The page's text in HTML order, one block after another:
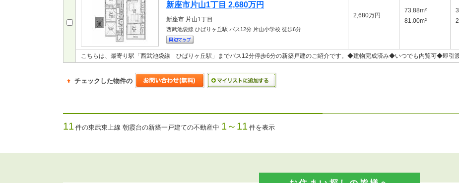
新座市片山1丁目 2,680万円
新座市 片山1丁目
西武池袋線 ひばりヶ丘駅 バス12分 片山小学校 徒歩6分
2,680万円
73.88m²
81.00m²
こちらは、最寄り駅「西武池袋線 ひばりヶ丘駅」までバス12分停歩6分の新築戸建のご紹介です。◆建物完成済み◆いつでも内覧可◆即引
チェックした物件の
11 件の東武東上線 朝霞台の新築一戸建ての不動産中 1～11 件を表示